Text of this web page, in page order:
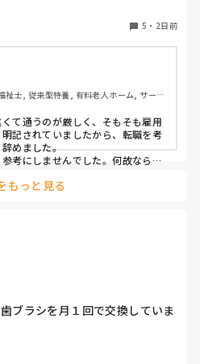
5 ・ 2日前
祉士, 従来型特養, 有料老人ホーム, サービ
て通うのが厳しく、そもそも雇用
記されていましたから、転職を考
めました。
考にしませんでした。何故なら、
人間関係は働いてみないと分かり
もっと見る
ブラシを月１回で交換していま
くらいの頻度で交換されていま